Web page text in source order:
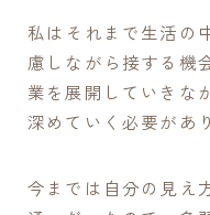
私はそれまで生活の
慮しながら接する機
業を展開していきな
深めていく必要があ
今までは自分の見え